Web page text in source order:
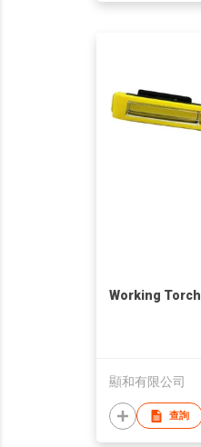
Working Torch
顯和有限公司
查詢